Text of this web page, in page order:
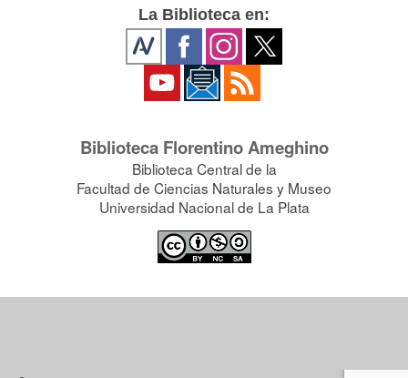
La Biblioteca en:
Biblioteca Florentino Ameghino
Biblioteca Central de la
Facultad de Ciencias Naturales y Museo
Universidad Nacional de La Plata